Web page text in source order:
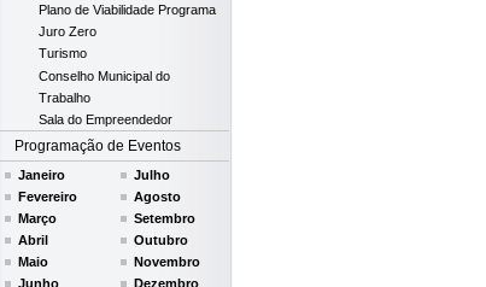
Plano de Viabilidade Programa
Juro Zero
Turismo
Conselho Municipal do
Trabalho
Sala do Empreendedor
Programação de Eventos
Janeiro
Fevereiro
Março
Abril
Maio
Junho
Julho
Agosto
Setembro
Outubro
Novembro
Dezembro